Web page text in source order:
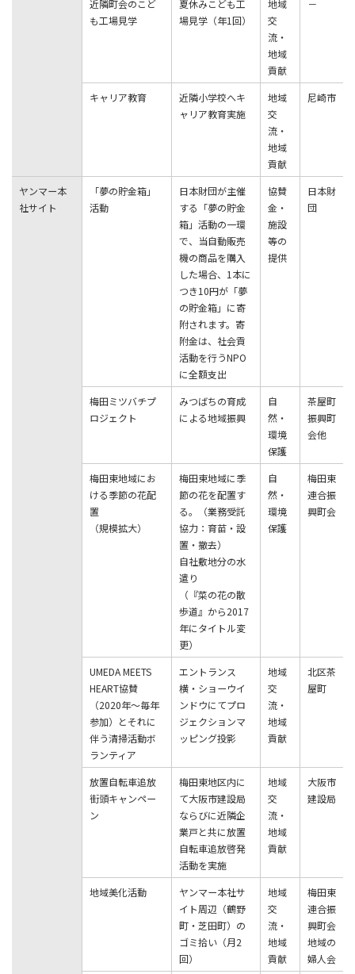
近隣町会のこど
も⼯場⾒学
夏休みこども⼯
場⾒学（年1回）
地域
交
流・
地域
貢献
－
キャリア教育
近隣小学校へキ
ャリア教育実施
地域
交
流・
地域
貢献
尼崎市
ヤンマー本
社サイト
「夢の貯⾦箱」
活動
⽇本財団が主催
する「夢の貯⾦
箱」活動の⼀環
で、当⾃動販売
機の商品を購⼊
した場合、1本に
つき10円が「夢
の貯⾦箱」に寄
附されます。寄
附⾦は、社会貢
活動を⾏うNPO
に全額⽀出
協賛
⾦・
施設
等の
提供
⽇本財
団
梅⽥ミツバチプ
ロジェクト
みつばちの育成
による地域振興
⾃
然・
環境
保護
茶屋町
振興町
会他
梅⽥東地域にお
ける季節の花配
置
（規模拡⼤）
梅⽥東地域に季
節の花を配置す
る。（業務受託
協⼒：育苗・設
置・撤去）
⾃社敷地分の⽔
遣り
（『菜の花の散
歩道』から2017
年にタイトル変
更）
⾃
然・
環境
保護
梅⽥東
連合振
興町会
UMEDA MEETS
HEART協賛
（2020年～毎年
参加）とそれに
伴う清掃活動ボ
ランティア
エントランス
横・ショーウイ
ンドウにてプロ
ジェクションマ
ッピング投影
地域
交
流・
地域
貢献
北区茶
屋町
放置⾃転⾞追放
街頭キャンペー
ン
梅⽥東地区内に
て⼤阪市建設局
ならびに近隣企
業⼾と共に放置
⾃転⾞追放啓発
活動を実施
地域
交
流・
地域
貢献
⼤阪市
建設局
地域美化活動
ヤンマー本社サ
イト周辺（鶴野
町・芝⽥町）の
ゴミ拾い（⽉2
回）
地域
交
流・
地域
貢献
梅⽥東
連合振
興町会
地域の
婦⼈会